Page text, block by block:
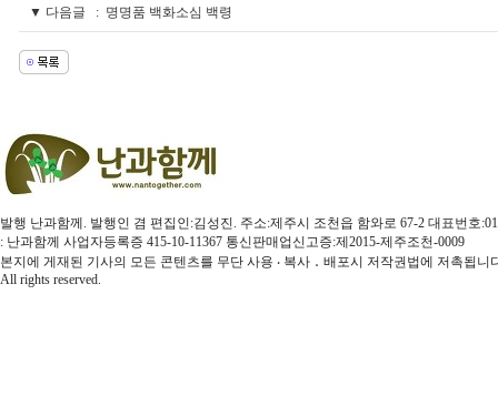
▼ 다음글 : 명명품 백화소심 백령
발행 난과함께. 발행인 겸 편집인:김성진. 주소:제주시 조천읍 함와로 67-2 대표번호
: 난과함께 사업자등록증 415-10-11367 통신판매업신고증:제2015-제주조천-0009
본지에 게재된 기사의 모든 콘텐츠를 무단 사용 ‧ 복사 ․ 배포시 저작권법에 저촉됩
All rights reserved.